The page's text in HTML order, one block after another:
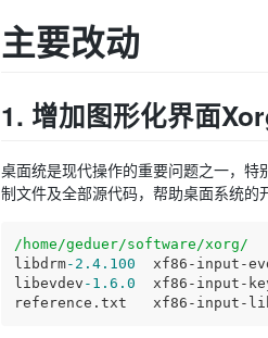
主要改动
1. 增加图形化界面
桌面统是现代操作的重要问题之一，
制文件及全部源代码，帮助桌面系统的
/home/geduer/software/xorg/
libdrm-2.4.100
xf86-input-
libevdev -1.6 .0
xf86-input-
reference.txt   xf86-input-